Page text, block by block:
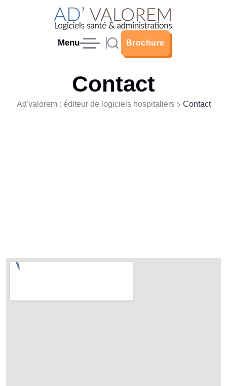
Menu
Brochure
Contact
Ad'valorem : éditeur de logiciels hospitaliers Contact